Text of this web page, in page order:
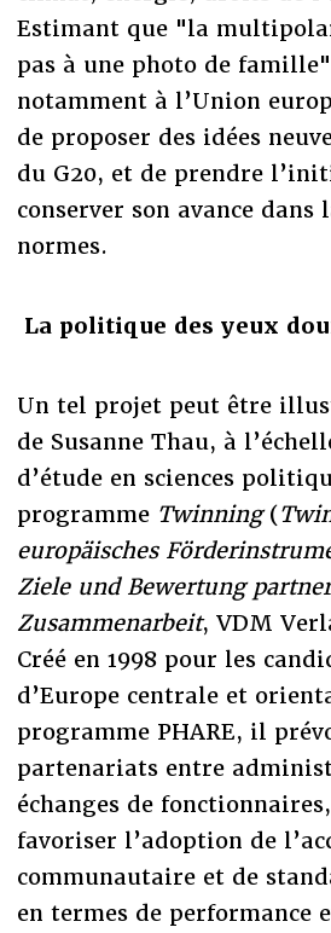
Estimant que "la
pas à une photo de famille"
notamment à l’Union
de proposer des idées
du G20, et de prendre
conserver son avance
normes.
La politique des yeux
Un tel projet peut être
de Susanne Thau, à
d’étude en sciences
programme Twinning(
europäisches
Ziele und Bewertung
Zusammenarbeit, VDM
Créé en 1998 pour les
d’Europe centrale et
programme PHARE, il
partenariats entre
échanges de
favoriser l’adoption de
communautaire et de
en termes de performance